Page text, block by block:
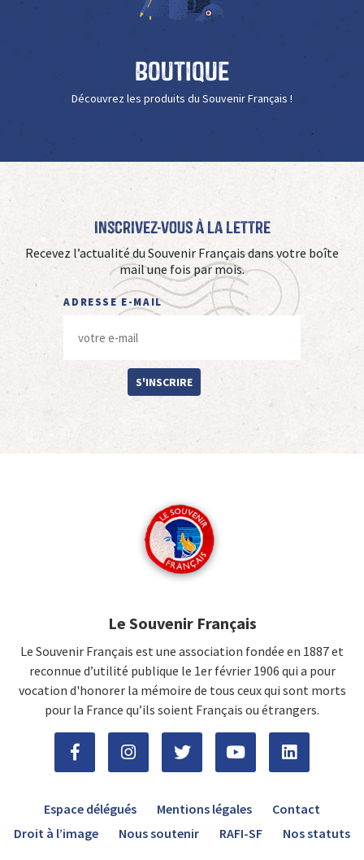
Boutique
Découvrez les produits du Souvenir Français !
Inscrivez-vous à La Lettre
Recevez l’actualité du Souvenir Français dans votre boîte
mail une fois par mois.
ADRESSE E-MAIL
S'INSCRIRE
Le Souvenir Français
Le Souvenir Français est une association fondée en 1887 et
reconnue d’utilité publique le 1er février 1906 qui a pour
vocation d'honorer la mémoire de tous ceux qui sont morts
pour la France qu’ils soient Français ou étrangers.
Espace délégués Mentions légales
Contact
Droit à l’image
Nous soutenir RAFI-SF Nos statuts